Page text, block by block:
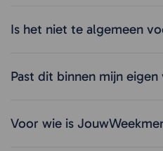
Is het niet te algemeen
Past dit binnen mijn
Voor wie is